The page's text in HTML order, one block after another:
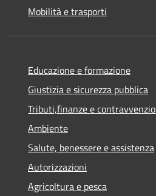
Mobilità e trasporti
Educazione e formazione
Giustizia e sicurezza pubblica
Tributi,finanze e
Ambiente
Salute, benessere e assistenza
Autorizzazioni
Agricoltura e pesca